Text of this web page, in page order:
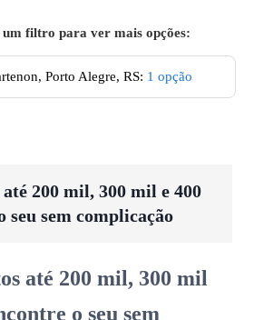
filtro para ver mais opções:
Porto Alegre, RS: 1 opção
200 mil, 300 mil e 400
seu sem complicação
até 200 mil, 300 mil
o seu sem